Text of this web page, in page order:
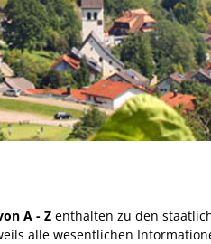
A - Z enthalten zu den
alle wesentlichen